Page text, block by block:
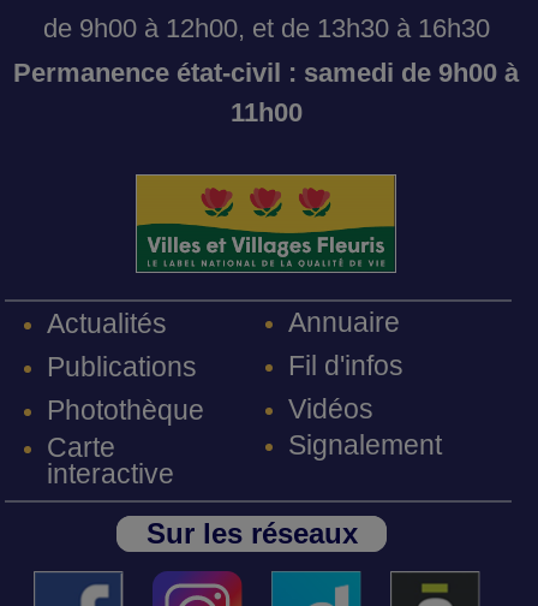
de 9h00 à 12h00, et de 13h30 à 16h30
Permanence état-civil : samedi de 9h00 à
11h00
Actualités
Publications
Photothèque
Carte
interactive
Annuaire
Fil d'infos
Vidéos
Signalement
Sur les réseaux